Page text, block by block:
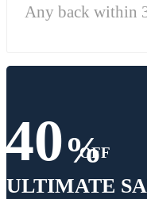
Any back within
40%
OFF
ULTIMATE